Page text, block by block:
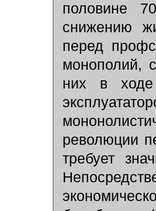
половине
снижению
перед
монополий,
них в ходе
революции
требует